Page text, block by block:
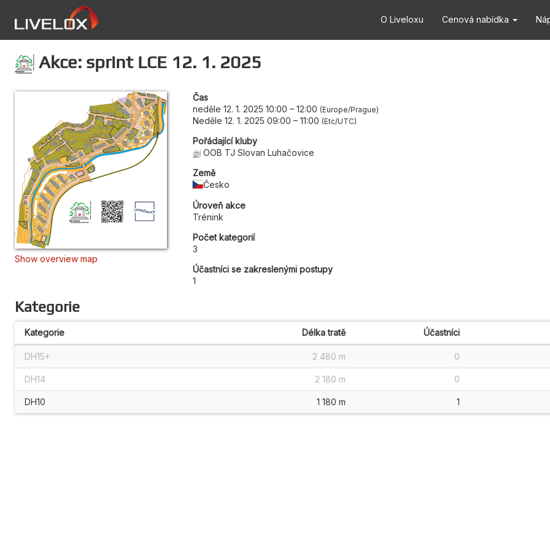
O Liveloxu Cenová nabídka
Akce: sprint LCE 12. 1. 2025
Show overview map
Čas
neděle 12. 1. 2025 10:00 – 12:00 Europe/Prague
Neděle 12. 1. 2025 09:00 – 11:00 Etc/UTC
Pořádající kluby
OOB TJ Slovan Luhačovice
Země
Česko
Úroveň akce
Trénink
Počet kategorií
3
Účastníci se zakreslenými postupy
1
Kategorie
Kategorie Délka tratě Účastníci
DH15+ 2 480 m 0
DH14 2 180 m 0
DH10 1 180 m 1